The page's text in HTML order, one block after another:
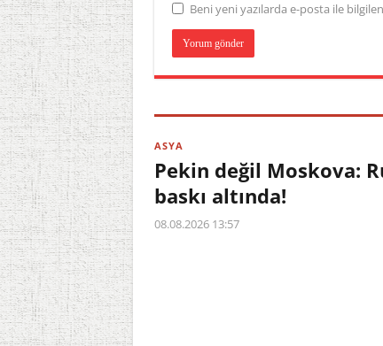
Beni yeni yazılarda e-posta ile
ASYA
Pekin değil Moskova:
baskı altında!
08.08.2026 13:57